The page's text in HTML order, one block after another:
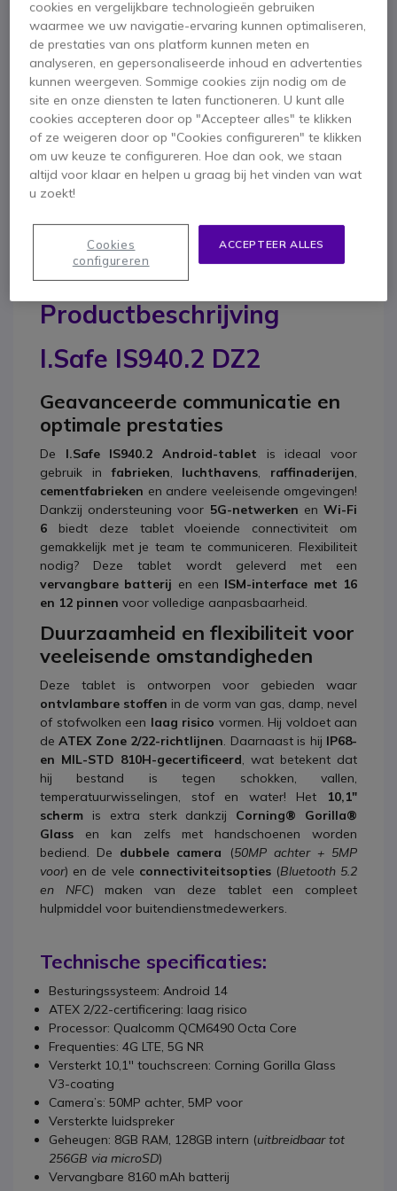
SOS-knop voor de veiligheid van alleenwerkers
IP68 + MIL-STD-810H: bestand tegen water, schokken,...
Meegeleverd in de doos
1 x I.Safe IS940.2 tablet
1 x Batterij
1 x Polsriem
1 x USB-C-kabel
1 x Universele netadapter
1 x Schermbeschermer
1 x Schroevendraaier
Documentatie
Productbeschrijving
I.Safe IS940.2 DZ2
Geavanceerde communicatie en
optimale prestaties
De I.Safe IS940.2 Android-tablet is ideaal voor
gebruik infabrieken, luchthavens, raffinaderijen,
cementfabrieken en andere veeleisende omgevingen!
Dankzij ondersteuning voor 5G-netwerken enWi-Fi
6 biedt deze tablet vloeiende connectiviteit om
gemakkelijk met je team te communiceren. Flexibiliteit
nodig? Deze tablet wordt geleverd met een
vervangbare batterij en een ISM-interface met 16
en 12 pinnen voor volledige aanpasbaarheid.
Duurzaamheid en flexibiliteit voor
veeleisende omstandigheden
Deze tablet is ontworpen voor gebieden waar
ontvlambare stoffen in de vorm van gas, damp, nevel
of stofwolken een laag risico vormen. Hij voldoet aan
deATEX Zone 2/22-richtlijnen. Daarnaast is hij IP68-
en MIL-STD 810H-gecertificeerd, wat betekent dat
hij bestand is tegen schokken, vallen,
temperatuurwisselingen, stof en water! Het
10,1"
scherm is extra sterk dankzij Corning® Gorilla®
Glass en kan zelfs met handschoenen worden
bediend. De dubbele camera (50MP achter + 5MP
voor) en de vele connectiviteitsopties(Bluetooth 5.2
en NFC) maken van deze tablet een compleet
hulpmiddel voor buitendienstmedewerkers.
Technische specificaties:
Besturingssysteem: Android 14
ATEX 2/22-certificering: laag risico
Processor: Qualcomm QCM6490 Octa Core
Frequenties: 4G LTE, 5G NR
Versterkt 10,1'' touchscreen: Corning Gorilla Glass
V3-coating
Camera’s: 50MP achter, 5MP voor
Versterkte luidspreker
Geheugen: 8GB RAM, 128GB intern (uitbreidbaar tot
256GB via microSD)
Vervangbare 8160 mAh batterij
cookies en vergelijkbare technologieën gebruiken
waarmee we uw navigatie-ervaring kunnen optimaliseren,
de prestaties van ons platform kunnen meten en
analyseren, en gepersonaliseerde inhoud en advertenties
kunnen weergeven. Sommige cookies zijn nodig om de
site en onze diensten te laten functioneren. U kunt alle
cookies accepteren door op "Accepteer alles" te klikken
of ze weigeren door op "Cookies configureren" te klikken
om uw keuze te configureren. Hoe dan ook, we staan
altijd voor klaar en helpen u graag bij het vinden van wat
u zoekt!
ACCEPTEER ALLES
Cookies
configureren